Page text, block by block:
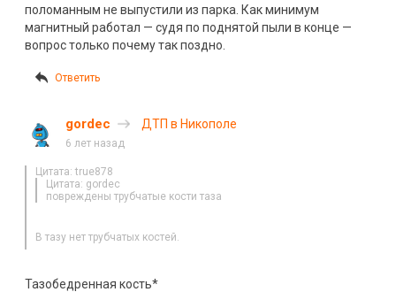
поломанным не выпустили из парка. Как минимум
магнитный работал — судя по поднятой пыли в конце —
вопрос только почему так поздно.
Ответить
gordec ДТП в Никополе
6 лет назад
Цитата: true878
Цитата: gordec
повреждены трубчатые кости таза
В тазу нет трубчатых костей.
Тазобедренная кость*